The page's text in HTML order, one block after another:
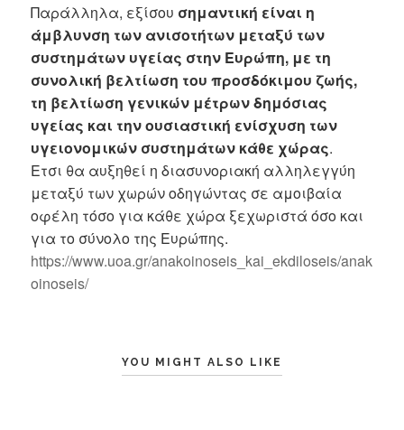
Παράλληλα, εξίσου σημαντική είναι η
άμβλυνση των ανισοτήτων μεταξύ των
συστημάτων υγείας στην Ευρώπη, με τη
συνολική βελτίωση του προσδόκιμου ζωής,
τη βελτίωση γενικών μέτρων δημόσιας
υγείας και την ουσιαστική ενίσχυση των
υγειονομικών συστημάτων κάθε χώρας.
Ετσι θα αυξηθεί η διασυνοριακή αλληλεγγύη
μεταξύ των χωρών οδηγώντας σε αμοιβαία
οφέλη τόσο για κάθε χώρα ξεχωριστά όσο και
για το σύνολο της Ευρώπης.
https://www.uoa.gr/anakoinoseis_kai_ekdiloseis/anak
oinoseis/
YOU MIGHT ALSO LIKE